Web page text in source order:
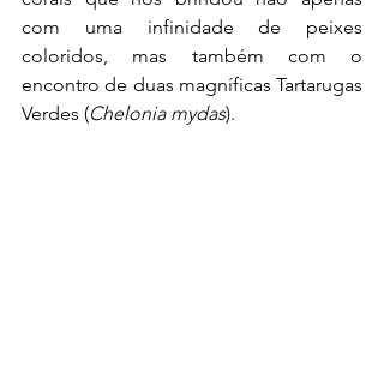
com uma infinidade de peixes
coloridos, mas também com o
encontro de duas magníficas Tartarugas
Verdes (Chelonia mydas).